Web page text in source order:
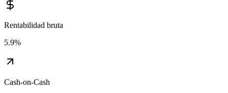
Rentabilidad bruta
5.9%
Cash-on-Cash